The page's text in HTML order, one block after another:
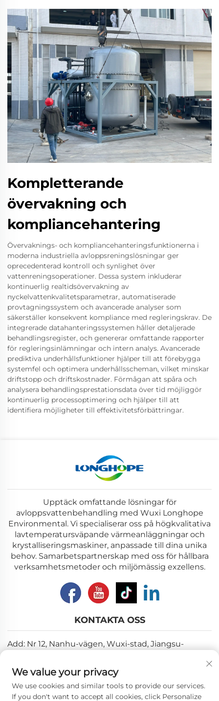
Kompletterande
övervakning och
kompliancehantering
Övervaknings- och kompliancehanteringsfunktionerna i
moderna industriella avloppsreningslösningar ger
oprecedenterad kontroll och synlighet över
vattenreningsoperationer. Dessa system inkluderar
kontinuerlig realtidsövervakning av
nyckelvattenkvalitetsparametrar, automatiserade
provtagningssystem och avancerade analyser som
säkerställer konsekvent kompliance med regleringskrav. De
integrerade datahanteringssystemen håller detaljerade
behandlingsregister, och genererar omfattande rapporter
för regleringsinlämningar och intern analys. Avancerade
prediktiva underhållsfunktioner hjälper till att förebygga
systemfel och optimera underhållsscheman, vilket minskar
driftstopp och driftskostnader. Förmågan att spåra och
analysera behandlingsprestationsdata över tid möjliggör
kontinuerlig processoptimering och hjälper till att
identifiera möjligheter till effektivitetsförbättringar.
Upptäck omfattande lösningar för
avloppsvattenbehandling med Wuxi Longhope
Environmental. Vi specialiserar oss på högkvalitativa
lavtemperatursväpande värmeanläggningar och
krystalliseringsmaskiner, anpassade till dina unika
behov. Samarbetspartnerskap med oss för hållbara
verksamhetsmetoder och miljömässig exzellens.
KONTAKTA OSS
Add: Nr 12, Nanhu-vägen, Wuxi-stad, Jiangsu-
E-post:[email protected]
Tel:+86-18018310578
We value your privacy
We use cookies and similar tools to provide our services.
If you don't want to accept all cookies, click Personalize